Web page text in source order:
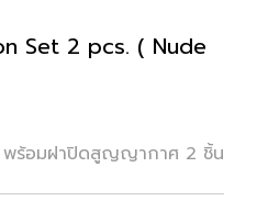
Set 2 pcs. ( Nude
พร้อมฝาปิดสูญญากาศ 2 ชิ้น